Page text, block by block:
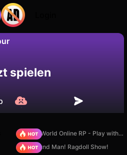
Nein
spielen
Sprunki World Online RP - Play with Friends!
Playground Man! Ragdoll Show!